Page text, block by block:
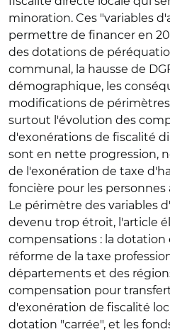
minoration. Ces "variables
permettre de financer en
des dotations de
communal, la hausse de
démographique, les
modifications de
surtout l'évolution des
d'exonérations de fiscalité
sont en nette progression,
de l'exonération de taxe
foncière pour les personnes
Le périmètre des variables
devenu trop étroit, l'article
compensations : la
réforme de la taxe
départements et des
compensation pour
d'exonération de fiscalité
dotation "carrée", et les